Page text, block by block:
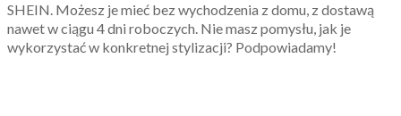
SHEIN. Możesz je mieć bez wychodzenia z domu, z dostawą
nawet w ciągu 4 dni roboczych. Nie masz pomysłu, jak je
wykorzystać w konkretnej stylizacji? Podpowiadamy!